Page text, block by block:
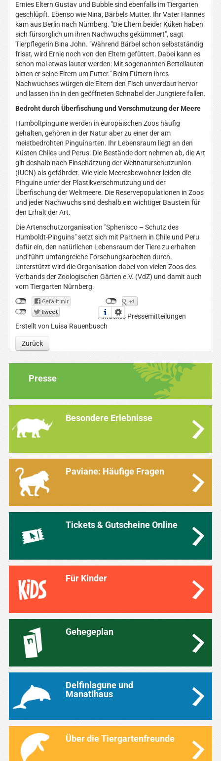
Ernies Eltern Gustav und Bubble sind ebenfalls im Tiergarten
geschlüpft. Ebenso wie Nina, Bärbels Mutter. Ihr Vater Hannes
kam aus Berlin nach Nürnberg. "Die Eltern beider Küken haben
sich fürsorglich um ihren Nachwuchs gekümmert", sagt
Tierpflegerin Bina John. "Während Bärbel schon selbstständig
frisst, wird Ernie noch von den Eltern gefüttert. Dabei kann es
schon mal etwas lauter werden: Mit sogenannten Bettellauten
bitten er seine Eltern um Futter." Beim Füttern ihres
Nachwuchses würgen die Eltern den Fisch unverdaut hervor
und lassen ihn in den geöffneten Schnabel der Jungtiere fallen.
Bedroht durch Überfischung und Verschmutzung der Meere
Humboltpinguine werden in europäischen Zoos häufig
gehalten, gehören in der Natur aber zu einer der am
meistbedrohten Pinguinarten. Ihr Lebensraum liegt an den
Küsten Chiles und Perus. Die Bestände dort nehmen ab, die Art
gilt deshalb nach Einschätzung der Weltnaturschutzunion
(IUCN) als gefährdet. Wie viele Meeresbewohner leiden die
Pinguine unter der Plastikverschmutzung und der
Überfischung der Weltmeere. Die Reservepopulationen in Zoos
und jeder Nachwuchs sind deshalb ein wichtiger Baustein für
den Erhalt der Art.
Die Artenschutzorganisation "Sphenisco – Schutz des
Humboldt-Pinguins" setzt sich mit Partnern in Chile und Peru
dafür ein, den natürlichen Lebensraum der Tiere zu erhalten
und führt umfangreiche Forschungsarbeiten durch.
Unterstützt wird die Organisation dabei von vielen Zoos des
Verbands der Zoologischen Gärten e.V. (VdZ) und damit auch
vom Tiergarten Nürnberg.
Aktuelles Pressemitteilungen
Erstellt von Luisa Rauenbusch
Zurück
Presse
Besondere Erlebnisse
Paviane: Häufige Fragen
Tickets & Gutscheine Online
Für Kinder
Gehegeplan
Delfinlagune und
Manatihaus
Über die Tiergartenfreunde